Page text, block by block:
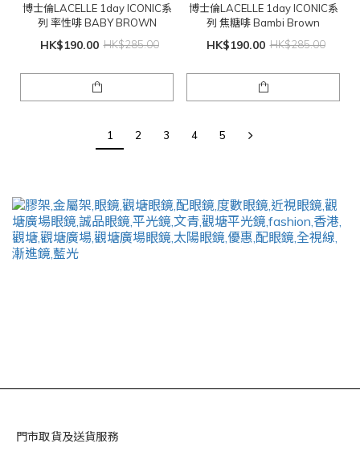
博士倫LACELLE 1day ICONIC系
列 率性啡 BABY BROWN
HK$190.00 HK$285.00
博士倫LACELLE 1day ICONIC系
列 焦糖啡 Bambi Brown
HK$190.00 HK$285.00
1 2 3 4 5
門市取貨及送貨服務